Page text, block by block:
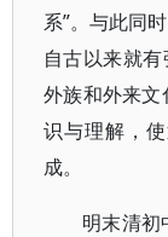
系”。与此同
自古以来就
外族和外来文
识与理解，
成。
明末清初